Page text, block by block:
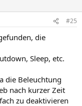
#25
die
Sleep, etc.
die Beleuchtung
nach kurzer Zeit
zu deaktivieren